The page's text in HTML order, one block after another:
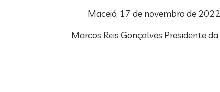
Maceió, 17 de novembro de
Marcos Reis Gonçalves Presidente da